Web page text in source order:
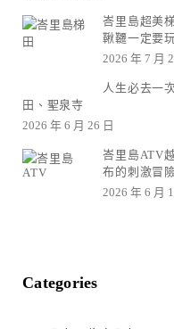
峇里島超美
鞦韆一定要
2026 年 7 月 2
人生必去一
田、聖泉寺
2026 年 6 月 26 日
峇里島ATV
布的刺激冒
2026 年 6 月
Categories